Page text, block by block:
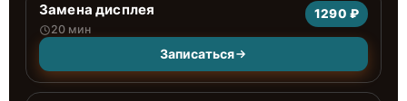
Замена дисплея
20 мин
1290 ₽
Записаться